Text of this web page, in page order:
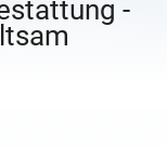
-